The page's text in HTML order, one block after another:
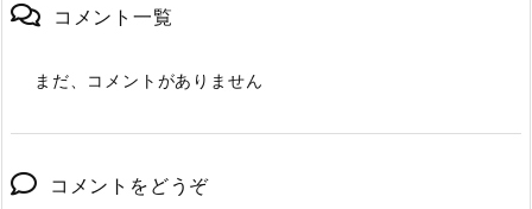
コメント一覧
まだ、コメントがありません
コメントをどうぞ